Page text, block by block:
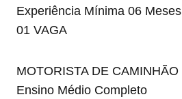
Experiência Mínima 06 Meses
01 VAGA
MOTORISTA DE CAMINHÃO
Ensino Médio Completo